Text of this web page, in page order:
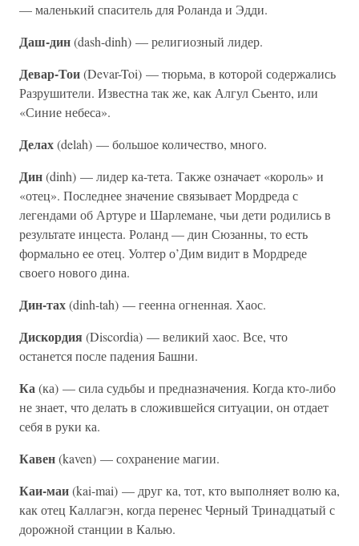
— маленький спаситель для Роланда и Эдди.
Даш-дин(dash-dinh) — религиозный лидер.
Девар-Тои(Devar-Toi) — тюрьма, в которой содержались
Разрушители. Известна так же, как Алгул Сьенто, или
«Синие небеса».
Делах(delah) — большое количество, много.
Дин(dinh) — лидер ка-тета. Также означает «король» и
«отец». Последнее значение связывает Мордреда с
легендами об Артуре и Шарлемане, чьи дети родились в
результате инцеста. Роланд — дин Сюзанны, то есть
формально ее отец. Уолтер о’Дим видит в Мордреде
своего нового дина.
Дин-тах(dinh-tah) — геенна огненная. Хаос.
Дискордия (Discordia) — великий хаос. Все, что
останется после падения Башни.
Ка(ка) — сила судьбы и предназначения. Когда кто-либо
не знает, что делать в сложившейся ситуации, он отдает
себя в руки ка.
Кавен(kaven) — сохранение магии.
Каи-маи(kai-mai) — друг ка, тот, кто выполняет волю ка,
как отец Каллагэн, когда перенес Черный Тринадцатый с
дорожной станции в Калью.